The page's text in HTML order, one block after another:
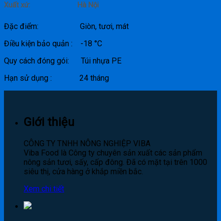
Xuất xứ: Hà Nội
Đặc điểm: Giòn, tươi, mát
Điều kiện bảo quản : -18 °C
Quy cách đóng gói: Túi nhựa PE
Hạn sử dụng : 24 tháng
Giới thiệu
CÔNG TY TNHH NÔNG NGHIỆP VIBA
Viba Food là Công ty chuyên sản xuất các sản phẩm
nông sản tươi, sấy, cấp đông. Đã có mặt tại trên 1000
siêu thị, cửa hàng ở khắp miền bắc.
Xem chi tiết